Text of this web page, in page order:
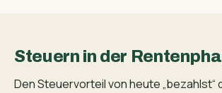
Steuern in der
Den Steuervorteil von heute „bezahlst“